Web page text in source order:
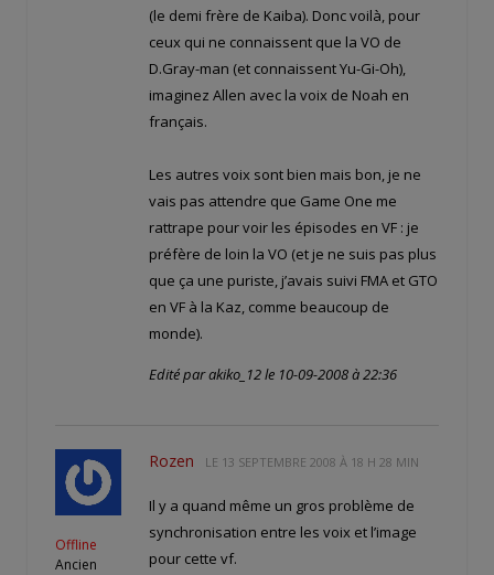
(le demi frère de Kaiba). Donc voilà, pour
ceux qui ne connaissent que la VO de
D.Gray-man (et connaissent Yu-Gi-Oh),
imaginez Allen avec la voix de Noah en
français.
Les autres voix sont bien mais bon, je ne
vais pas attendre que Game One me
rattrape pour voir les épisodes en VF : je
préfère de loin la VO (et je ne suis pas plus
que ça une puriste, j’avais suivi FMA et GTO
en VF à la Kaz, comme beaucoup de
monde).
Edité par akiko_12 le 10-09-2008 à 22:36
Offline
Ancien
Rozen LE 13 SEPTEMBRE 2008 À 18 H 28 MIN
Il y a quand même un gros problème de
synchronisation entre les voix et l’image
pour cette vf.